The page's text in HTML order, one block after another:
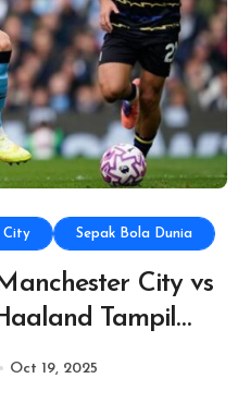
City Sepak Bola Dunia
City vs
Tampil
Oct 19, 2025